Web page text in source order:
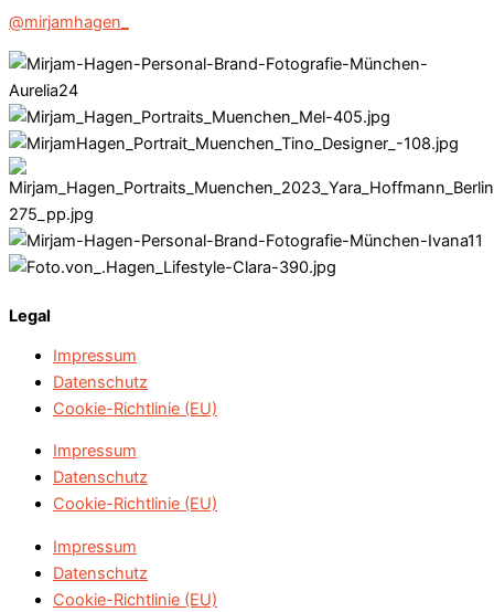
@mirjamhagen_
Legal
Impressum
Datenschutz
Cookie-Richtlinie (EU)
Impressum
Datenschutz
Cookie-Richtlinie (EU)
Impressum
Datenschutz
Cookie-Richtlinie (EU)